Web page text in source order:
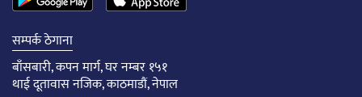
सम्पर्क ठेगाना
बाँसबारी, कपन मार्ग, घर नम्बर १५१
थाई दूतावास नजिक, काठमाडौं, नेपाल